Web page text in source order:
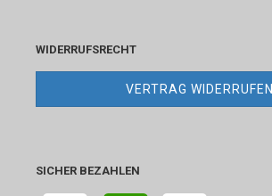
WIDERRUFSRECHT
VERTRAG WIDERRUFEN
SICHER BEZAHLEN